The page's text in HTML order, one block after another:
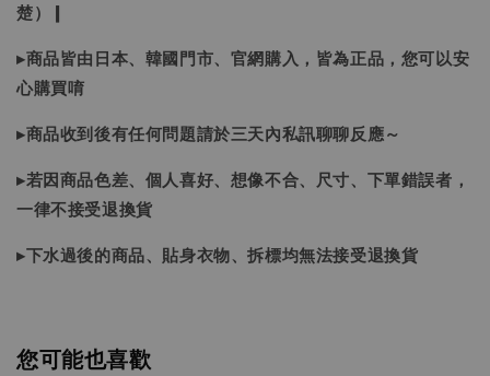
楚）❙
▸商品皆由日本、韓國門市、官網購入，皆為正品，您可以安
心購買唷
▸商品收到後有任何問題請於三天內私訊聊聊反應～
▸若因商品色差、個人喜好、想像不合、尺寸、下單錯誤者，
一律不接受退換貨
▸下水過後的商品、貼身衣物、拆標均無法接受退換貨
您可能也喜歡